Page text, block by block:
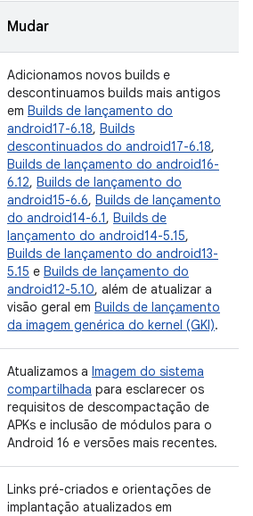
Mudar
Adicionamos novos builds e
descontinuamos builds mais antigos
em Builds de lançamento do
android17-6.18, Builds
descontinuados do android17-6.18,
Builds de lançamento do android16-
6.12, Builds de lançamento do
android15-6.6, Builds de lançamento
do android14-6.1, Builds de
lançamento do android14-5.15,
Builds de lançamento do android13-
5.15 e Builds de lançamento do
android12-5.10, além de atualizar a
visão geral em Builds de lançamento
da imagem genérica do kernel (GKI).
Atualizamos a Imagem do sistema
compartilhada para esclarecer os
requisitos de descompactação de
APKs e inclusão de módulos para o
Android 16 e versões mais recentes.
Links pré-criados e orientações de
implantação atualizados em